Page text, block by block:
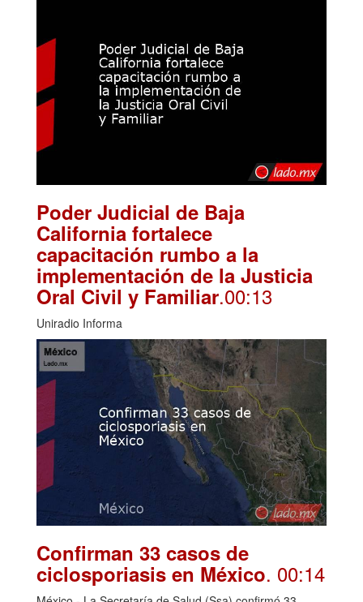
Poder Judicial de Baja
California fortalece
capacitación rumbo a la
implementación de la Justicia
Oral Civil y Familiar.00:13
Uniradio Informa
Confirman 33 casos de
ciclosporiasis en México. 00:14